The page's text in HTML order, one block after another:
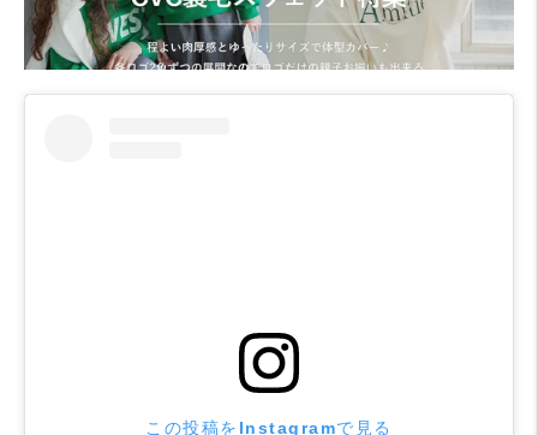
この投稿をInstagramで見る